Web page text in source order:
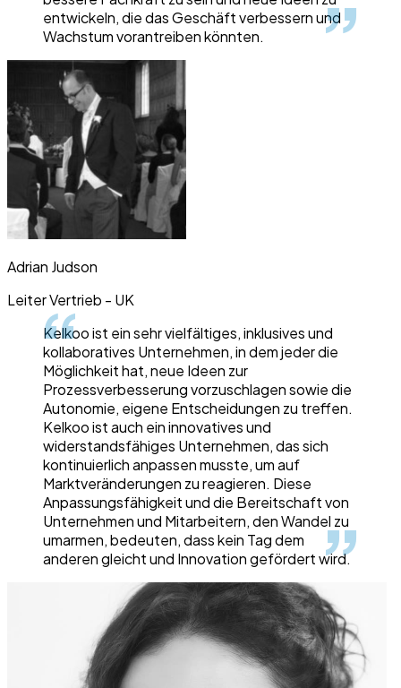
entwickeln, die das Geschäft verbessern und
Wachstum vorantreiben könnten.
Adrian Judson
Leiter Vertrieb - UK
Kelkoo ist ein sehr vielfältiges, inklusives und
kollaboratives Unternehmen, in dem jeder die
Möglichkeit hat, neue Ideen zur
Prozessverbesserung vorzuschlagen sowie die
Autonomie, eigene Entscheidungen zu treffen.
Kelkoo ist auch ein innovatives und
widerstandsfähiges Unternehmen, das sich
kontinuierlich anpassen musste, um auf
Marktveränderungen zu reagieren. Diese
Anpassungsfähigkeit und die Bereitschaft von
Unternehmen und Mitarbeitern, den Wandel zu
umarmen, bedeuten, dass kein Tag dem
anderen gleicht und Innovation gefördert wird.